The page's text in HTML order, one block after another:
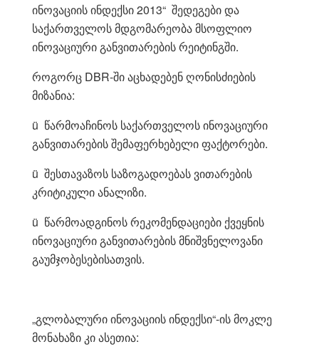
ინოვაციის ინდექსი 2013“ შედეგები და
საქართველოს მდგომარეობა მსოფლიო
ინოვაციური განვითარების რეიტინგში.
როგორც DBR-ში აცხადებენ ღონისძიების
მიზანია:
ü წარმოაჩინოს საქართველოს ინოვაციური
განვითარების შემაფერხებელი ფაქტორები.
ü შესთავაზოს საზოგადოებას ვითარების
კრიტიკული ანალიზი.
ü წარმოადგინოს რეკომენდაციები ქვეყნის
ინოვაციური განვითარების მნიშვნელოვანი
გაუმჯობესებისათვის.
„გლობალური ინოვაციის ინდექსი“-ის მოკლე
მონახაზი კი ასეთია: